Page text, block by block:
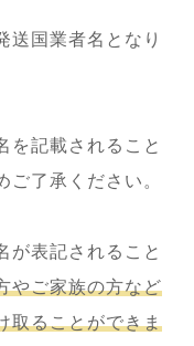
送国業者名となり
を記載されること
ご了承ください。
が表記されること
やご家族の方など
取ることができま